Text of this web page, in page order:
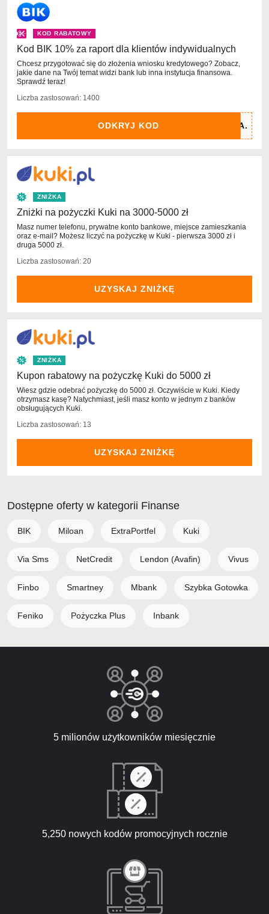
KOD RABATOWY
Kod BIK 10% za raport dla klientów indywidualnych
Chcesz przygotować się do złożenia wniosku kredytowego? Zobacz,
jakie dane na Twój temat widzi bank lub inna instytucja finansowa.
Sprawdź teraz!
Liczba zastosowań: 1400
ODKRYJ KOD
ZNIŻKA
Zniżki na pożyczki Kuki na 3000-5000 zł
Masz numer telefonu, prywatne konto bankowe, miejsce zamieszkania
oraz e-mail? Możesz liczyć na pożyczkę w Kuki - pierwsza 3000 zł i
druga 5000 zł.
Liczba zastosowań: 20
UZYSKAJ ZNIŻKĘ
ZNIŻKA
Kupon rabatowy na pożyczkę Kuki do 5000 zł
Wiesz gdzie odebrać pożyczkę do 5000 zł. Oczywiście w Kuki. Kiedy
otrzymasz kasę? Natychmiast, jeśli masz konto w jednym z banków
obsługujących Kuki.
Liczba zastosowań: 13
UZYSKAJ ZNIŻKĘ
Dostępne oferty w kategorii Finanse
BIK Miloan ExtraPortfel Kuki
Via Sms NetCredit Lendon (Avafin) Vivus
Finbo Smartney Mbank Szybka Gotowka
Feniko Pożyczka Plus Inbank
5 milionów użytkowników miesięcznie
5,250 nowych kodów promocyjnych rocznie